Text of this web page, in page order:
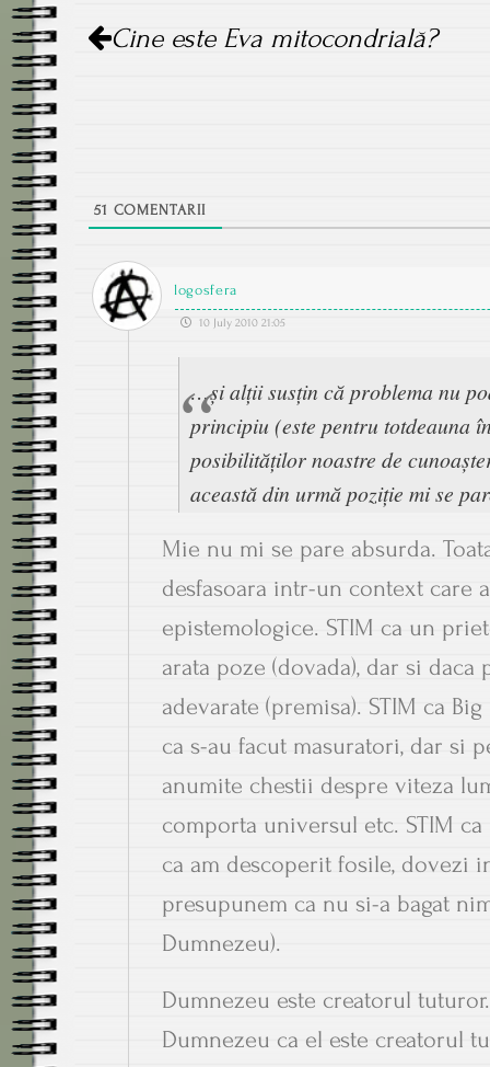
navigation
Cine este Eva mitocondrială?
51 COMENTARII
logosfera
10 July 2010 21:05
…și alții susțin că problema nu
principiu (este pentru totdeauna
posibilităților noastre de
această din urmă poziție mi se
Mie nu mi se pare absurda.
desfasoara intr-un context care
epistemologice. STIM ca un
arata poze (dovada), dar si
adevarate (premisa). STIM ca
ca s-au facut masuratori, dar si
anumite chestii despre viteza
comporta universul etc. STIM
ca am descoperit fosile, dovezi
presupunem ca nu si-a bagat
Dumnezeu).
Dumnezeu este creatorul
Dumnezeu ca el este creatorul